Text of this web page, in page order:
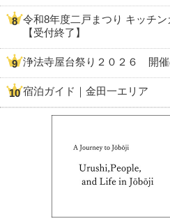
令和8年度二戸まつり キッチ
【受付終了】
浄法寺屋台祭り２０２６ 開
宿泊ガイド｜金田一エリア